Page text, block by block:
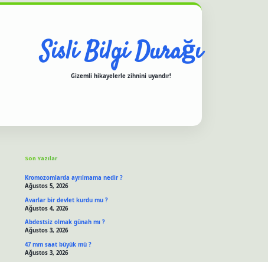
Sisli Bilgi Durağı
Gizemli hikayelerle zihnini uyandır!
Son Yazılar
Kromozomlarda ayrılmama nedir ?
Ağustos 5, 2026
Avarlar bir devlet kurdu mu ?
Ağustos 4, 2026
Abdestsiz olmak günah mı ?
Ağustos 3, 2026
47 mm saat büyük mü ?
Ağustos 3, 2026